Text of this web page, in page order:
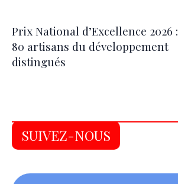
Prix National d’Excellence 2026 :
80 artisans du développement
distingués
SUIVEZ-NOUS